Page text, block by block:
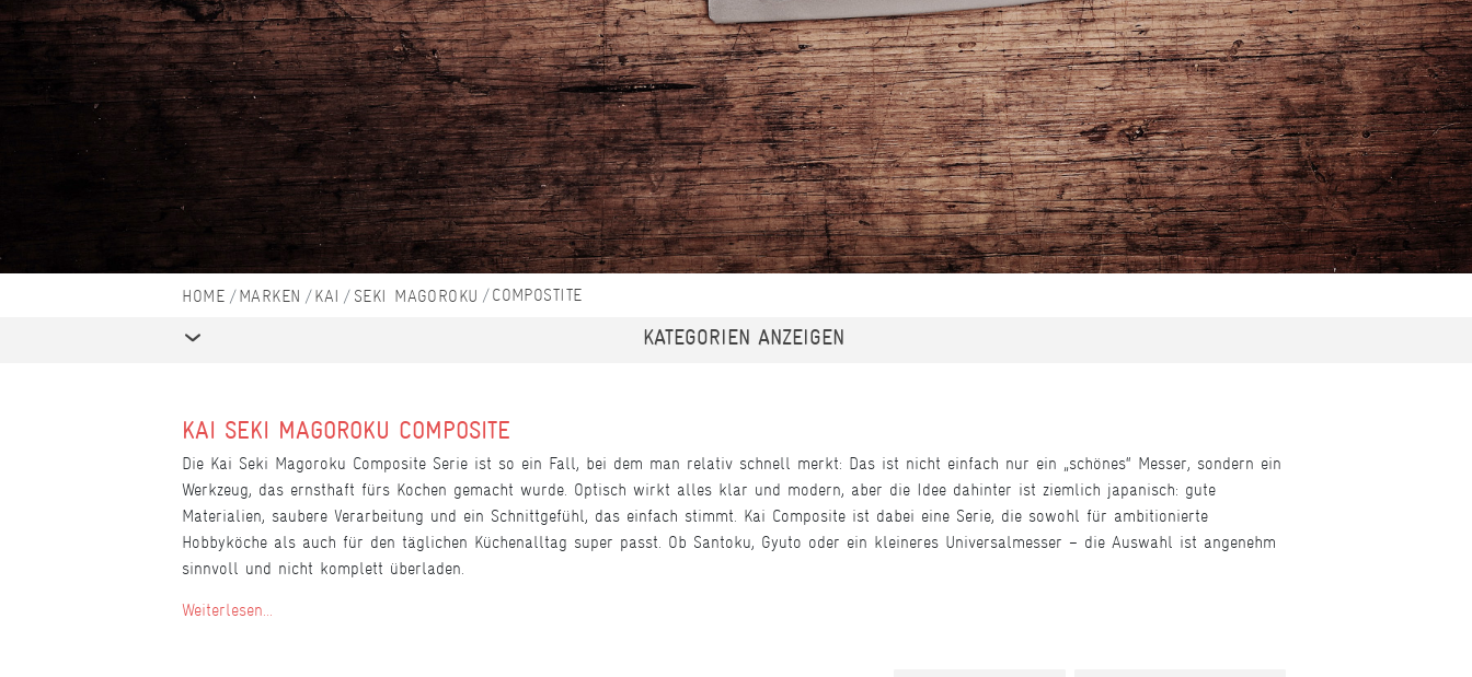
MARKEN KAI SEKI MAGOROKU COMPOSTITE
KATEGORIEN ANZEIGEN
KAI SEKI MAGOROKU COMPOSITE
Die Kai Seki Magoroku Composite Serie ist so ein Fall, bei dem man relativ schnell merkt: Das ist nicht einfach nur ein „schönes“ Messer, sondern ein
Werkzeug, das ernsthaft fürs Kochen gemacht wurde. Optisch wirkt alles klar und modern, aber die Idee dahinter ist ziemlich japanisch: gute
Materialien, saubere Verarbeitung und ein Schnittgefühl, das einfach stimmt. Kai Composite ist dabei eine Serie, die sowohl für ambitionierte
Hobbyköche als auch für den täglichen Küchenalltag super passt. Ob Santoku, Gyuto oder ein kleineres Universalmesser – die Auswahl ist angenehm
sinnvoll und nicht komplett überladen.
Weiterlesen...